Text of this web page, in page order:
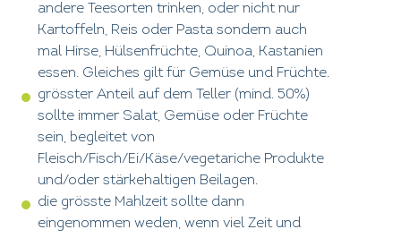
andere Teesorten trinken, oder nicht nur
Kartoffeln, Reis oder Pasta sondern auch
mal Hirse, Hülsenfrüchte, Quinoa, Kastanien
essen. Gleiches gilt für Gemüse und Früchte.
grösster Anteil auf dem Teller (mind. 50%)
sollte immer Salat, Gemüse oder Früchte
sein, begleitet von
Fleisch/Fisch/Ei/Käse/vegetariche Produkte
und/oder stärkehaltigen Beilagen.
die grösste Mahlzeit sollte dann
eingenommen weden, wenn viel Zeit und